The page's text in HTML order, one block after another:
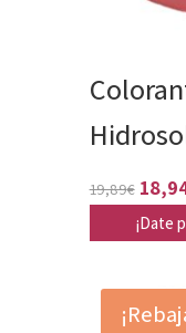
19,89€ El
era:
¡Date